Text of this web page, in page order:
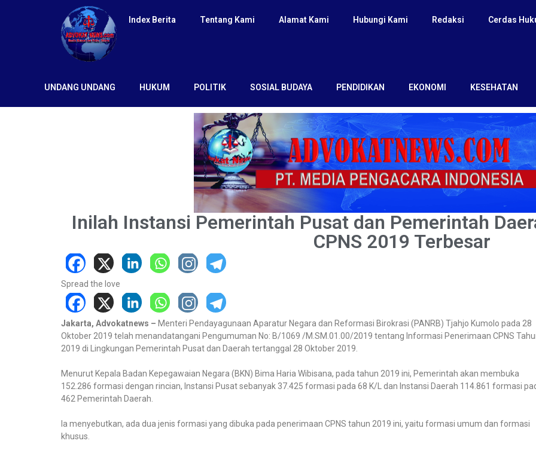
Index Berita Tentang Kami Alamat Kami Hubungi Kami Redaksi Cerdas
UNDANG UNDANG HUKUM POLITIK SOSIAL BUDAYA PENDIDIKAN EKONOMI KESEHATAN
Inilah Instansi Pemerintah Pusat dan Pemerintah
CPNS 2019 Terbesar
Spread the love
Jakarta, Advokatnews – Menteri Pendayagunaan Aparatur Negara dan Reformasi Birokrasi (PANRB) Tjahjo Kumolo pada 28
Oktober 2019 telah menandatangani Pengumuman No: B/1069 /M.SM.01.00/2019 tentang Informasi Penerimaan CPNS
2019 di Lingkungan Pemerintah Pusat dan Daerah tertanggal 28 Oktober 2019.
Menurut Kepala Badan Kepegawaian Negara (BKN) Bima Haria Wibisana, pada tahun 2019 ini, Pemerintah akan membuka
152.286 formasi dengan rincian, Instansi Pusat sebanyak 37.425 formasi pada 68 K/L dan Instansi Daerah 114.861 formasi
462 Pemerintah Daerah.
Ia menyebutkan, ada dua jenis formasi yang dibuka pada penerimaan CPNS tahun 2019 ini, yaitu formasi umum dan formasi
khusus.